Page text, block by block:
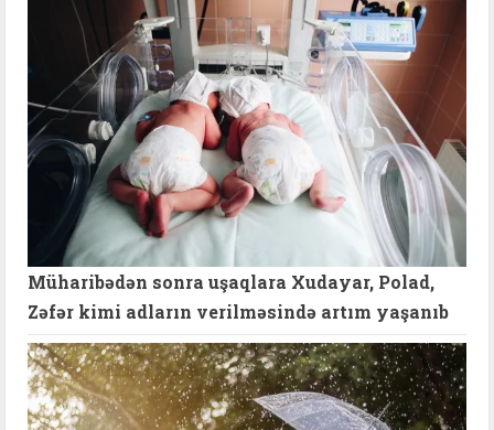
Müharibədən sonra uşaqlara Xudayar, Polad,
Zəfər kimi adların verilməsində artım yaşanıb